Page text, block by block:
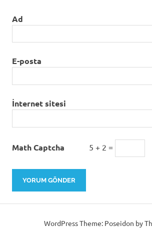
Ad
E-posta
İnternet sitesi
Math Captcha 5 + 2 =
WordPress Theme: Poseidon by